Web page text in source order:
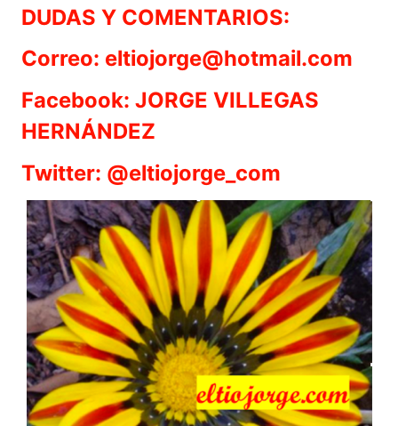
DUDAS Y COMENTARIOS:
Correo: eltiojorge@hotmail.com
Facebook: JORGE VILLEGAS
HERNÁNDEZ
Twitter: @eltiojorge_com